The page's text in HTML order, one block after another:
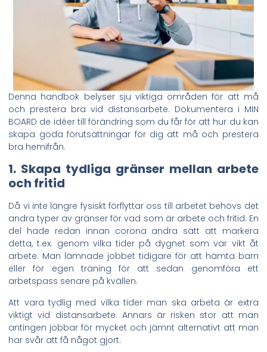
Denna handbok belyser sju viktiga områden för att må
och prestera bra vid distansarbete. Dokumentera i MIN
BOARD de idéer till förändring som du får för att hur du kan
skapa goda förutsättningar för dig att må och prestera
bra hemifrån.
1. Skapa tydliga gränser mellan arbete
och fritid
Då vi inte längre fysiskt förflyttar oss till arbetet behövs det
andra typer av gränser för vad som är arbete och fritid. En
del hade redan innan corona andra sätt att markera
detta, t.ex. genom vilka tider på dygnet som var vikt åt
arbete. Man lämnade jobbet tidigare för att hämta barn
eller för egen träning för att sedan genomföra ett
arbetspass senare på kvällen.
Att vara tydlig med vilka tider man ska arbeta är extra
viktigt vid distansarbete. Annars är risken stor att man
antingen jobbar för mycket och jämnt alternativt att man
har svår att få något gjort.